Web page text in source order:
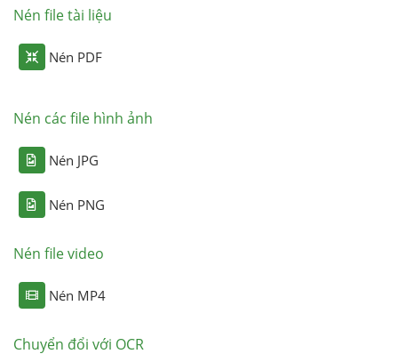
Nén file tài liệu
Nén PDF
Nén các file hình ảnh
Nén JPG
Nén PNG
Nén file video
Nén MP4
Chuyển đổi với OCR